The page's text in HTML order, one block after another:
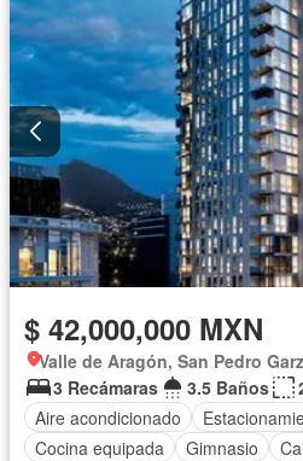
$ 42,000,000 MXN
Valle de Aragón, San Pedro
3 Recámaras
3.5 Baños
Aire acondicionado
Cocina equipada
Gimnasio